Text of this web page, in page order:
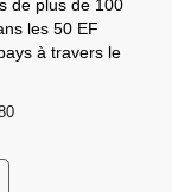
de plus de 100
les 50 EF
à travers le